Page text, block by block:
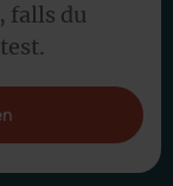
falls du